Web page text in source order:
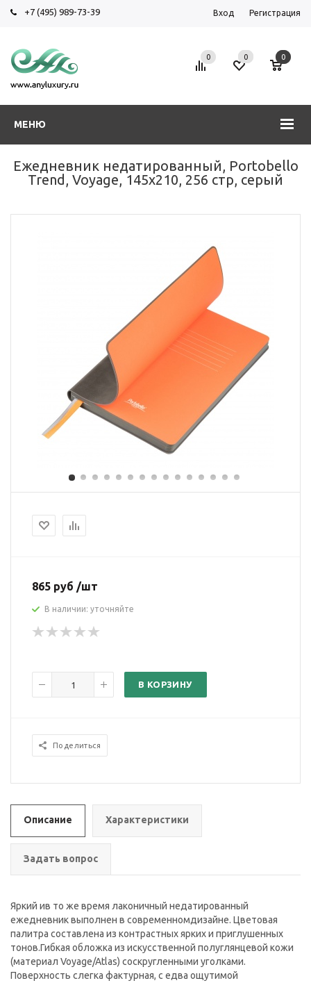
+7 (495) 989-73-39 Вход Регистрация
МЕНЮ
0 0 0
Ежедневник недатированный, Portobello
Trend, Voyage, 145х210, 256 стр, серый
865 руб /шт
В наличии: уточняйте
В КОРЗИНУ
Поделиться
Описание Характеристики
Задать вопрос
Яркий ив то же время лаконичный недатированный
ежедневник выполнен в современномдизайне. Цветовая
палитра составлена из контрастных ярких и приглушенных
тонов.Гибкая обложка из искусственной полуглянцевой кожи
(материал Voyage/Atlas) соскругленными уголками.
Поверхность слегка фактурная, с едва ощутимой